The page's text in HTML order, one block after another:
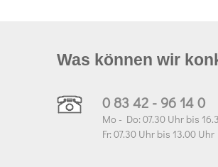
Was können wir
0 83 42 - 96 14 0
Mo - Do: 07.30 Uhr bis
Fr: 07.30 Uhr bis 13.00 Uhr